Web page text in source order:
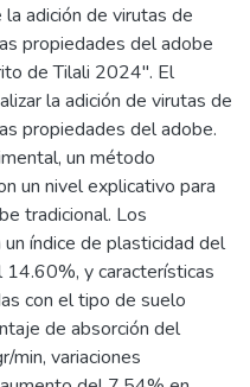
adición de virutas de
propiedades del adobe
de Tilali 2024". El
la adición de virutas de
propiedades del adobe.
un método
un nivel explicativo para
tradicional. Los
índice de plasticidad del
y características
con el tipo de suelo
de absorción del
min, variaciones